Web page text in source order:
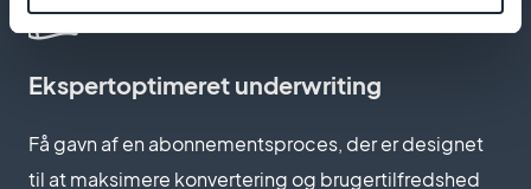
Ekspertoptimeret underwriting
Få gavn af en abonnementsproces, der er designet
til at maksimere konvertering og brugertilfredshed